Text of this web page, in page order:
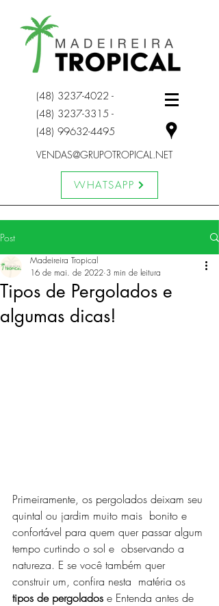
(48) 3237-4022 -
(48) 3237-3315 -
(48) 99632-4495
VENDAS@GRUPOTROPICAL.NET
WHATSAPP
Post
Tipos de Pergolados e
algumas dicas!
Madeireira Tropical
16 de mai. de 2022 3 min de leitura
Primeiramente, os pergolados deixam seu
quintal ou jardim muito mais  bonito e
confortável para quem quer passar algum
tempo curtindo o sol e  observando a
natureza. E se você também quer
construir um, confira nesta  matéria os
tipos de pergolados e Entenda antes de